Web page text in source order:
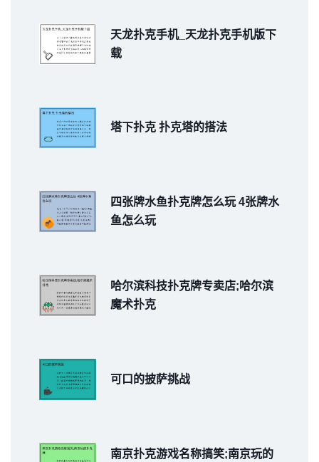
天龙扑克手机_天龙扑克手机版下
载
塔下扑克 扑克塔的搭法
四张牌水鱼扑克牌怎么玩 4张牌水
鱼怎么玩
哈尔滨科技扑克牌专卖店;哈尔滨
魔术扑克
可口的披萨挑战
南京扑克游戏名称搞笑;南京玩的